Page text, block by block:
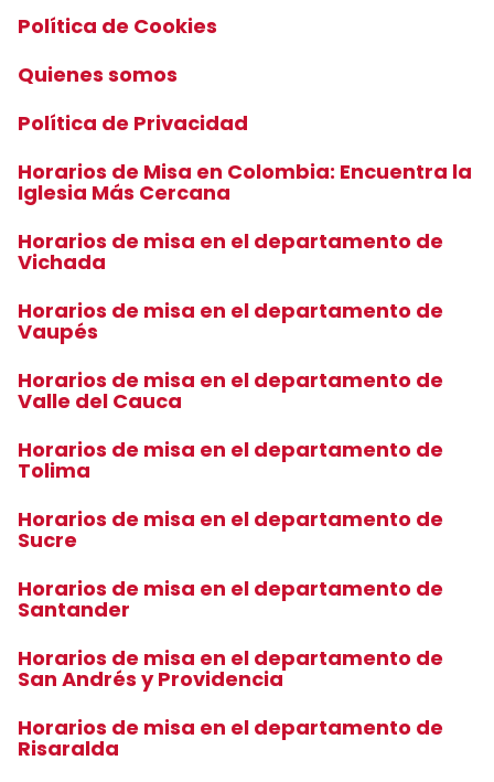
Política de Cookies
Quienes somos
Política de Privacidad
Horarios de Misa en Colombia: Encuentra la
Iglesia Más Cercana
Horarios de misa en el departamento de
Vichada
Horarios de misa en el departamento de
Vaupés
Horarios de misa en el departamento de
Valle del Cauca
Horarios de misa en el departamento de
Tolima
Horarios de misa en el departamento de
Sucre
Horarios de misa en el departamento de
Santander
Horarios de misa en el departamento de
San Andrés y Providencia
Horarios de misa en el departamento de
Risaralda